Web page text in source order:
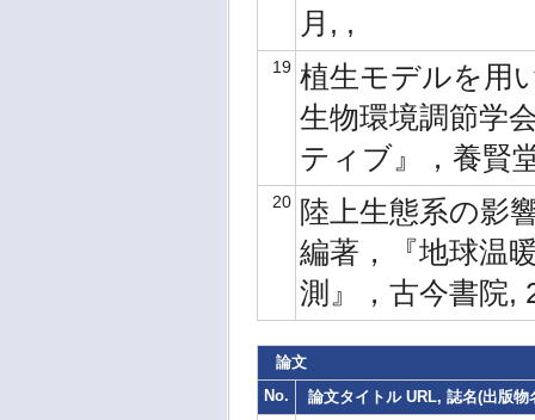
月, ,
19 植生モデルを用
生物環境調節学
ティブ』，養賢
20 陸上生態系の影
編著，『地球温
測』，古今書院
論文
No.
論文タイトル URL, 誌名(出版